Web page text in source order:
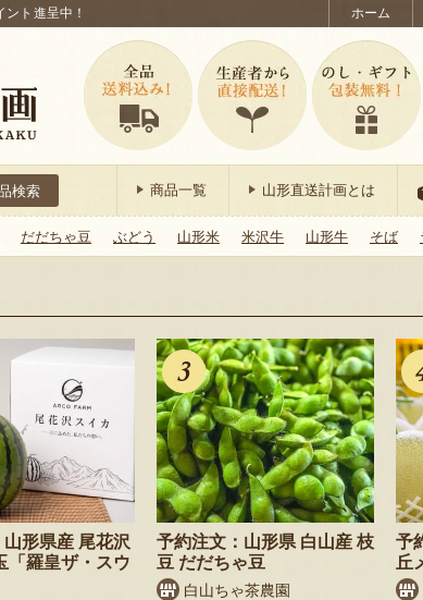
ホーム
ト進呈中！
商品一覧 山形直送計画とは
だだちゃ豆 ぶどう 山形米 米沢牛 山形牛 そば
形県産 尾花沢
「羅皇ザ・スウ
予約注文：山形県 白山産 枝
豆 だだちゃ豆
白山ちゃ茶農園
予
丘